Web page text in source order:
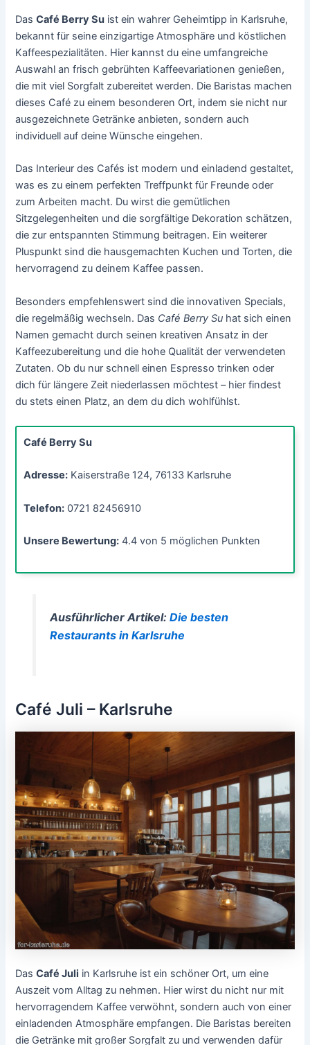
DasCafé Berry Su ist ein wahrer Geheimtipp in Karlsruhe,
bekannt für seine einzigartige Atmosphäre und köstlichen
Kaffeespezialitäten. Hier kannst du eine umfangreiche
Auswahl an frisch gebrühten Kaffeevariationen genießen,
die mit viel Sorgfalt zubereitet werden. Die Baristas machen
dieses Café zu einem besonderen Ort, indem sie nicht nur
ausgezeichnete Getränke anbieten, sondern auch
individuell auf deine Wünsche eingehen.
Das Interieur des Cafés ist modern und einladend gestaltet,
was es zu einem perfekten Treffpunkt für Freunde oder
zum Arbeiten macht. Du wirst die gemütlichen
Sitzgelegenheiten und die sorgfältige Dekoration schätzen,
die zur entspannten Stimmung beitragen. Ein weiterer
Pluspunkt sind die hausgemachten Kuchen und Torten, die
hervorragend zu deinem Kaffee passen.
Besonders empfehlenswert sind die innovativen Specials,
die regelmäßig wechseln. Das Café Berry Su hat sich einen
Namen gemacht durch seinen kreativen Ansatz in der
Kaffeezubereitung und die hohe Qualität der verwendeten
Zutaten. Ob du nur schnell einen Espresso trinken oder
dich für längere Zeit niederlassen möchtest – hier findest
du stets einen Platz, an dem du dich wohlfühlst.
Café Berry Su
Adresse: Kaiserstraße 124, 76133 Karlsruhe
Telefon: 0721 82456910
Unsere Bewertung: 4.4 von 5 möglichen Punkten
Ausführlicher Artikel: Die besten
Restaurants in Karlsruhe
Café Juli – Karlsruhe
DasCafé Juli in Karlsruhe ist ein schöner Ort, um eine
Auszeit vom Alltag zu nehmen. Hier wirst du nicht nur mit
hervorragendem Kaffee verwöhnt, sondern auch von einer
einladenden Atmosphäre empfangen. Die Baristas bereiten
die Getränke mit großer Sorgfalt zu und verwenden dafür